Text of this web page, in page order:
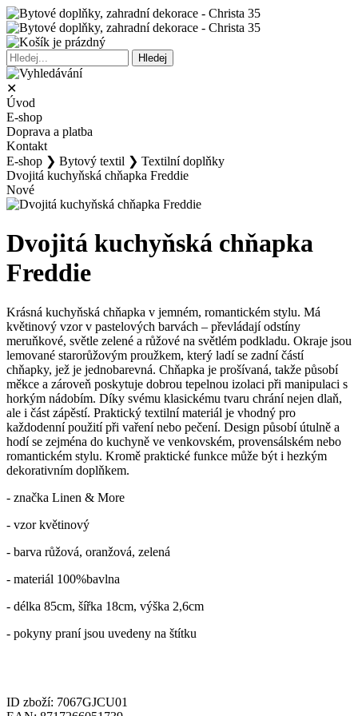
✕
Úvod
E-shop
Doprava a platba
Kontakt
E-shop ❯ Bytový textil ❯ Textilní doplňky
Dvojitá kuchyňská chňapka Freddie
Nové
Dvojitá kuchyňská chňapka
Freddie
Krásná kuchyňská chňapka v jemném, romantickém stylu. Má
květinový vzor v pastelových barvách – převládají odstíny
meruňkové, světle zelené a růžové na světlém podkladu. Okraje jsou
lemované starorůžovým proužkem, který ladí se zadní částí
chňapky, jež je jednobarevná. Chňapka je prošívaná, takže působí
měkce a zároveň poskytuje dobrou tepelnou izolaci při manipulaci s
horkým nádobím. Díky svému klasickému tvaru chrání nejen dlaň,
ale i část zápěstí. Praktický textilní materiál je vhodný pro
každodenní použití při vaření nebo pečení. Design působí útulně a
hodí se zejména do kuchyně ve venkovském, provensálském nebo
romantickém stylu. Kromě praktické funkce může být i hezkým
dekorativním doplňkem.
- značka Linen & More
- vzor květinový
- barva růžová, oranžová, zelená
- materiál 100%bavlna
- délka 85cm, šířka 18cm, výška 2,6cm
- pokyny praní jsou uvedeny na štítku
ID zboží: 7067GJCU01